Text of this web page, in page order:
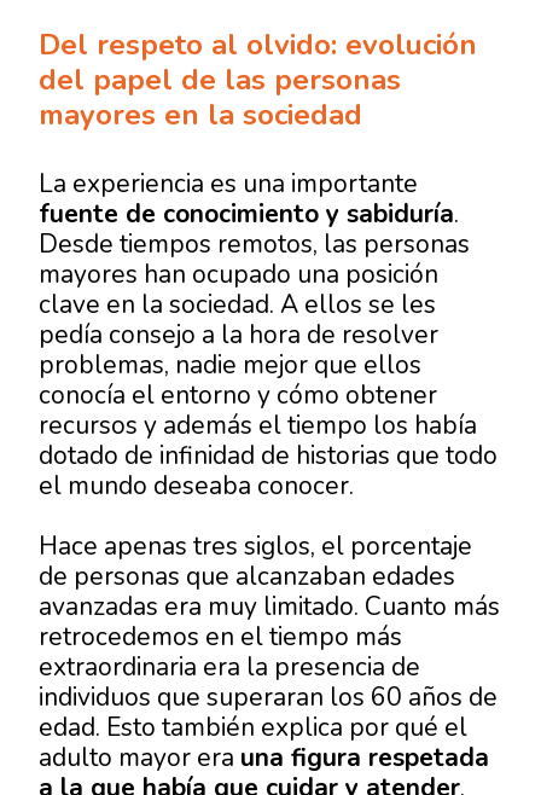
Del respeto al olvido: evolución
del papel de las personas
mayores en la sociedad
La experiencia es una importante
fuente de conocimiento y sabiduría.
Desde tiempos remotos, las personas
mayores han ocupado una posición
clave en la sociedad. A ellos se les
pedía consejo a la hora de resolver
problemas, nadie mejor que ellos
conocía el entorno y cómo obtener
recursos y además el tiempo los había
dotado de infinidad de historias que todo
el mundo deseaba conocer.
Hace apenas tres siglos, el porcentaje
de personas que alcanzaban edades
avanzadas era muy limitado. Cuanto más
retrocedemos en el tiempo más
extraordinaria era la presencia de
individuos que superaran los 60 años de
edad. Esto también explica por qué el
adulto mayor era una figura respetada
a la que había que cuidar y atender.